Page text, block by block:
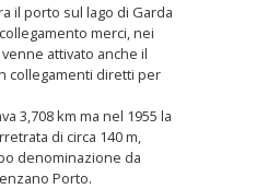
il porto sul lago di Garda
merci, nei
attivato anche il
collegamenti diretti per
3,708 km ma nel 1955 la
di circa 140 m,
denominazione da
Porto.